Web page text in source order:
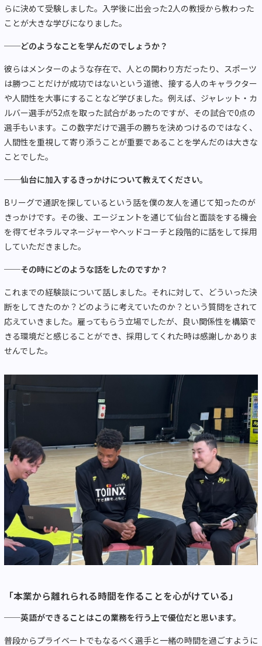
らに決めて受験しました。入学後に出会った2人の教授から教わった
ことが大きな学びになりました。
──どのようなことを学んだのでしょうか？
彼らはメンターのような存在で、人との関わり方だったり、スポーツ
は勝つことだけが成功ではないという道徳、接する人のキャラクター
や人間性を大事にすることなど学びました。例えば、ジャレット・カ
ルバー選手が52点を取った試合があったのですが、その試合で0点の
選手もいます。この数字だけで選手の勝ちを決めつけるのではなく、
人間性を重視して寄り添うことが重要であることを学んだのは大きな
ことでした。
──仙台に加入するきっかけについて教えてください。
Bリーグで通訳を探しているという話を僕の友人を通じて知ったのが
きっかけです。その後、エージェントを通じて仙台と面談をする機会
を得てゼネラルマネージャーやヘッドコーチと段階的に話をして採用
していただきました。
──その時にどのような話をしたのですか？
これまでの経験談について話しました。それに対して、どういった決
断をしてきたのか？どのように考えていたのか？という質問をされて
応えていきました。雇ってもらう立場でしたが、良い関係性を構築で
きる環境だと感じることができ、採用してくれた時は感謝しかありま
せんでした。
「本業から離れられる時間を作ることを心がけている」
──英語ができることはこの業務を行う上で優位だと思います。
普段からプライベートでもなるべく選手と一緒の時間を過ごすように